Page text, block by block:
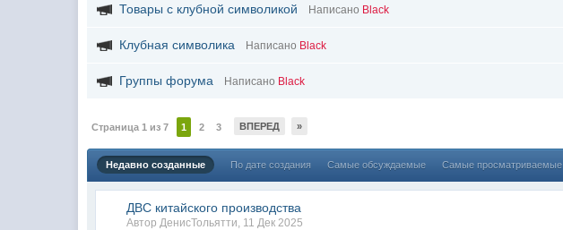
Товары с клубной символикой Написано Black
Клубная символика Написано Black
Группы форума Написано Black
Страница 1 из 7 1 2 3 ВПЕРЕД »
Недавно созданные По дате создания Самые обсуждаемые Самые просматриваемые
ДВС китайского производства
АвторДенисТольятти, 11 Дек 2025